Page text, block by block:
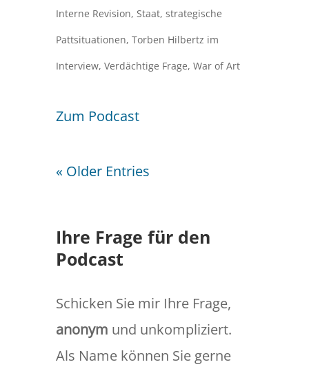
Interne Revision, Staat, strategische
Pattsituationen, Torben Hilbertz im
Interview, Verdächtige Frage, War of Art
Zum Podcast
« Older Entries
Ihre Frage für den
Podcast
Schicken Sie mir Ihre Frage,
anonym und unkompliziert.
Als Name können Sie gerne